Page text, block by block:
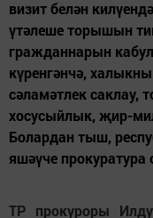
визит белән
үтәлеше торышын
гражданнарын
күренгәнчә,
сәламәтлек саклау,
хосусыйлык, җир-
Болардан тыш,
яшәүче
ТР прокуроры